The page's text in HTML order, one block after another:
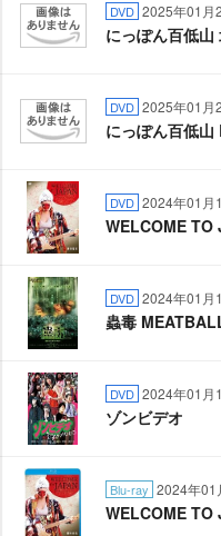
DVD 2025年01月
にっぽん百低
DVD 2025年01月
にっぽん百低山
DVD 2024年01月
WELCOME TO
DVD 2024年01月
蟲毒
DVD 2024年01月
ゾンビデオ
Blu-ray 2024年01
WELCOME TO